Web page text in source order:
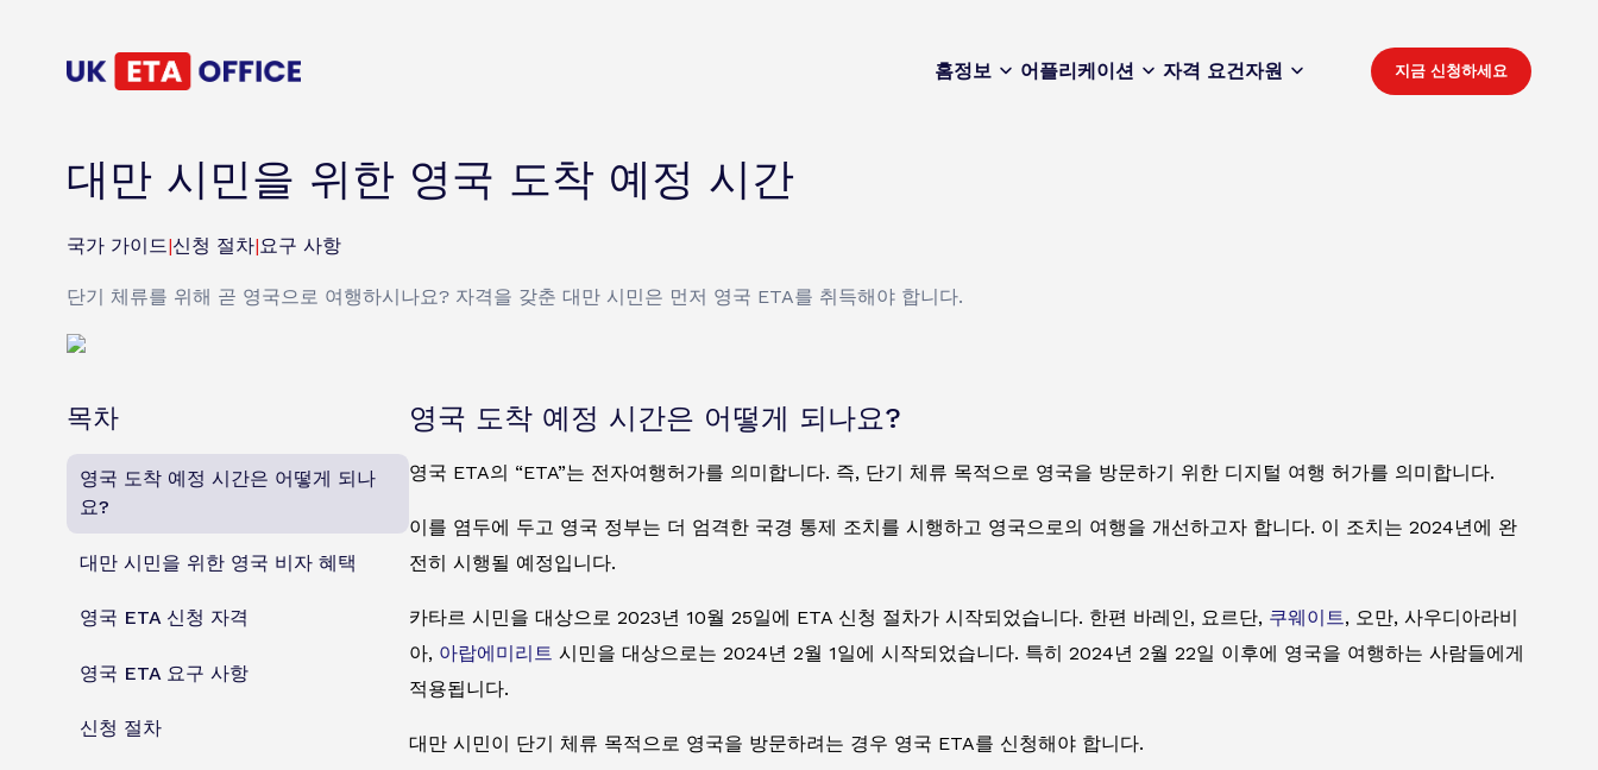
홈정보 어플리케이션 자격 요건자원 지금 신청하세요
대만 시민을 위한 영국 도착 예정 시간
국가 가이드|신청 절차|요구 사항
단기 체류를 위해 곧 영국으로 여행하시나요? 자격을 갖춘 대만 시민은 먼저 영국 ETA를 취득해야 합니다.
목차
영국 도착 예정 시간은 어떻게 되나
요?
대만 시민을 위한 영국 비자 혜택
영국 ETA 신청 자격
영국 ETA 요구 사항
신청 절차
영국 도착 예정 시간은 어떻게 되나요?
영국 ETA의 “ETA”는 전자여행허가를 의미합니다. 즉, 단기 체류 목적으로 영국을 방문하기 위한 디지털 여행 허가를 의미합니다.
이를 염두에 두고 영국 정부는 더 엄격한 국경 통제 조치를 시행하고 영국으로의 여행을 개선하고자 합니다. 이 조치는 2024년에 완
전히 시행될 예정입니다.
카타르 시민을 대상으로 2023년 10월 25일에 ETA 신청 절차가 시작되었습니다. 한편 바레인, 요르단, 쿠웨이트, 오만, 사우디아라비
아, 아랍에미리트 시민을 대상으로는 2024년 2월 1일에 시작되었습니다. 특히 2024년 2월 22일 이후에 영국을 여행하는 사람들에게
적용됩니다.
대만 시민이 단기 체류 목적으로 영국을 방문하려는 경우 영국 ETA를 신청해야 합니다.